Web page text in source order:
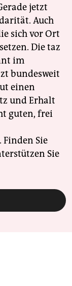
jetzt
Auch
sich vor Ort
Die taz
im
bundesweit
einen
und Erhalt
guten, frei
Sie
Sie